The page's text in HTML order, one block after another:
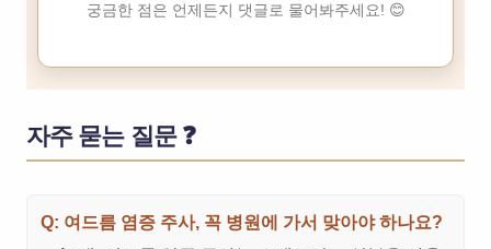
궁금한 점은 언제든지 댓글로 물어봐주세요! 😊
자주 묻는 질문 ❓
Q: 여드름 염증 주사, 꼭 병원에 가서 맞아야 하나요?